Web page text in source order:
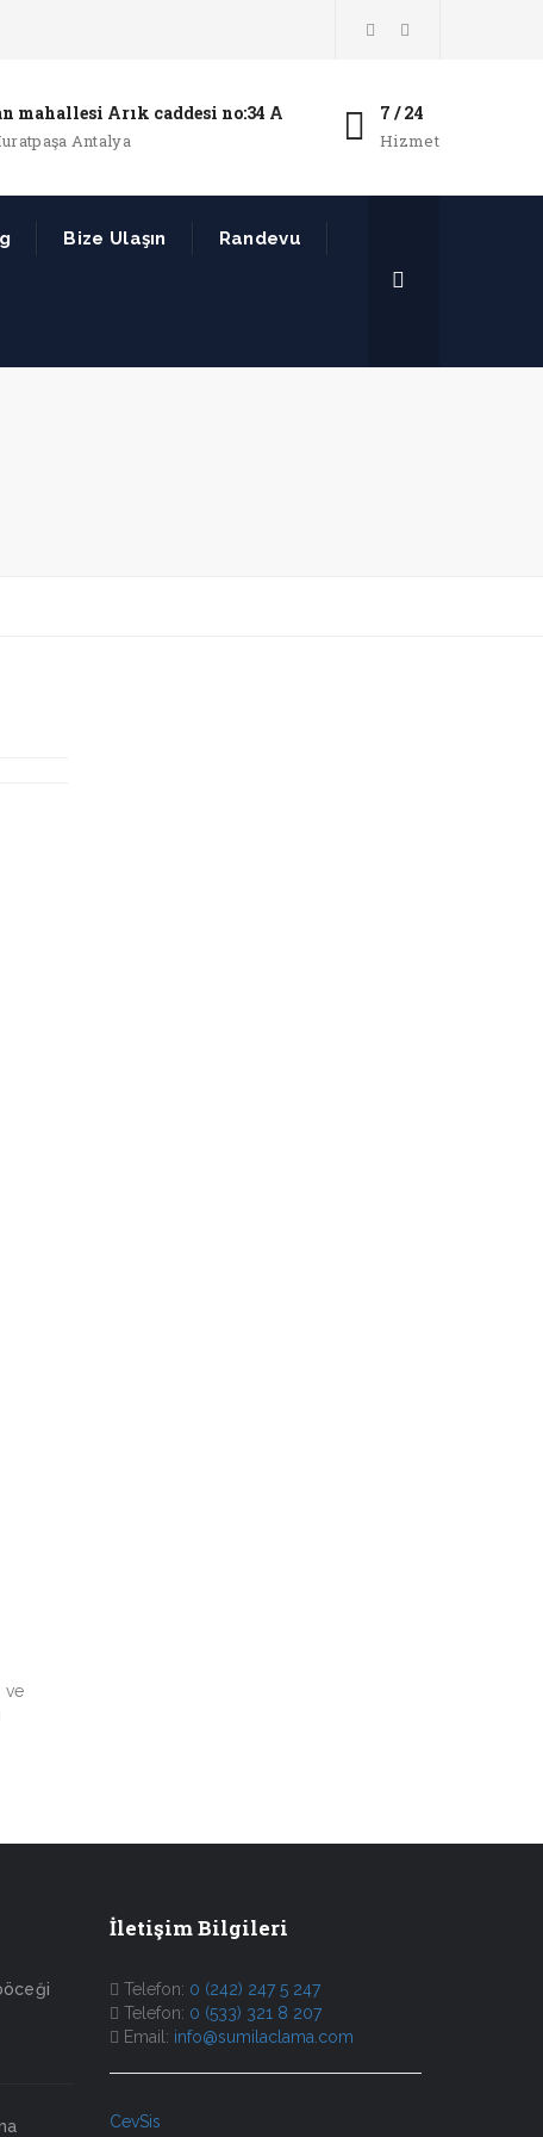
mahallesi Arık caddesi no:34 A
Antalya
7 / 24
Hizmet
Bize Ulaşın Randevu
ve
İletişim Bilgileri
Telefon: 0 (242) 247 5 247
Telefon: 0 (533) 321 8 207
Email: info@sumilaclama.com
CevSis